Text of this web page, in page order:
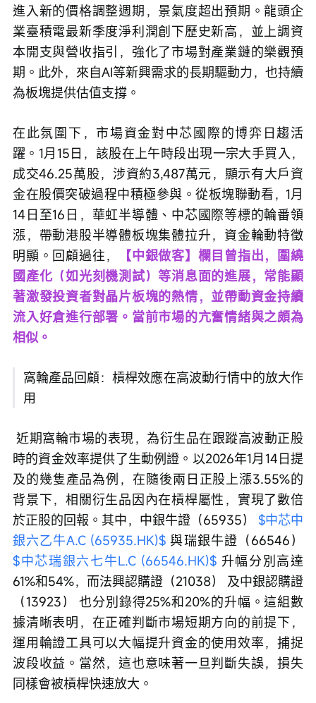
進入新的價格調整週期，景氣度超出預期。龍頭企
業臺積電最新季度淨利潤創下歷史新高，並上調資
本開支與營收指引，強化了市場對產業鏈的樂觀預
期。此外，來自AI等新興需求的長期驅動力，也持續
為板塊提供估值支撐。
在此氛圍下，市場資金對中芯國際的博弈日趨活
躍。1月15日，該股在上午時段出現一宗大手買入，
成交46.25萬股，涉資約3,487萬元，顯示有大戶資
金在股價突破過程中積極參與。從板塊聯動看，1月
14日至16日，華虹半導體、中芯國際等標的輪番領
漲，帶動港股半導體板塊集體拉升，資金輪動特徵
明顯。回顧過往，
【中銀做客】欄目曾指出，圍繞
國產化（如光刻機測試）等消息面的進展，常能顯
著激發投資者對晶片板塊的熱情，並帶動資金持續
流入好倉進行部署。當前市場的亢奮情緒與之頗為
相似。
窩輪產品回顧：槓桿效應在高波動行情中的放大作
用
近期窩輪市場的表現，為衍生品在跟蹤高波動正股
時的資金效率提供了生動例證。以2026年1月14日提
及的幾隻產品為例，在隨後兩日正股上漲3.55%的
背景下，相關衍生品因內在槓桿屬性，實現了數倍
於正股的回報。其中，中銀牛證（65935） $中芯中
銀六乙牛A.C (65935.HK)$ 與瑞銀牛證（66546）
$中芯瑞銀六七牛L.C (66546.HK)$ 升幅分別高達
61%和54%，而法興認購證（21038） 及中銀認購證
（13923） 也分別錄得25%和20%的升幅。這組數
據清晰表明，在正確判斷市場短期方向的前提下，
運用輪證工具可以大幅提升資金的使用效率，捕捉
波段收益。當然，這也意味著一旦判斷失誤，損失
同樣會被槓桿快速放大。